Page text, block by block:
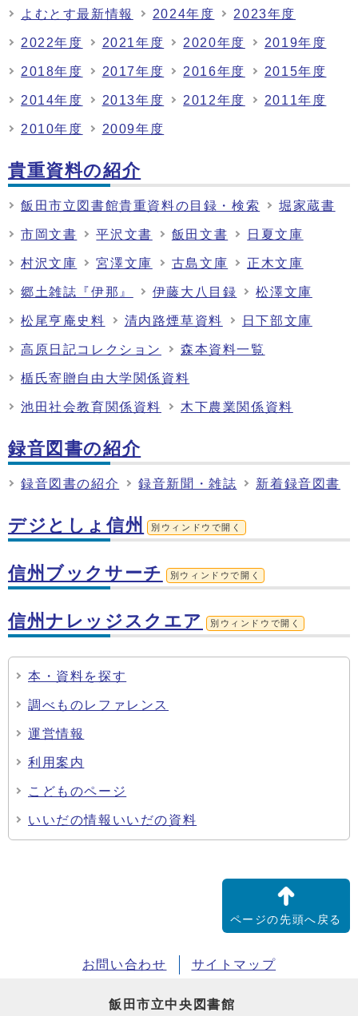
よむとす最新情報 2024年度 2023年度
2022年度 2021年度 2020年度 2019年度
2018年度 2017年度 2016年度 2015年度
2014年度 2013年度 2012年度 2011年度
2010年度 2009年度
貴重資料の紹介
飯田市立図書館貴重資料の目録・検索 堀家蔵書
市岡文書 平沢文書 飯田文書 日夏文庫
村沢文庫 宮澤文庫 古島文庫 正木文庫
郷土雑誌『伊那』 伊藤大八目録 松澤文庫
松尾亨庵史料 清内路煙草資料 日下部文庫
高原日記コレクション 森本資料一覧
楯氏寄贈自由大学関係資料
池田社会教育関係資料 木下農業関係資料
録音図書の紹介
録音図書の紹介 録音新聞・雑誌 新着録音図書
デジとしょ信州 別ウィンドウで開く
信州ブックサーチ 別ウィンドウで開く
信州ナレッジスクエア 別ウィンドウで開く
本・資料を探す
調べものレファレンス
運営情報
利用案内
こどものページ
いいだの情報いいだの資料
ページの先頭へ戻る
お問い合わせ サイトマップ
飯田市立中央図書館